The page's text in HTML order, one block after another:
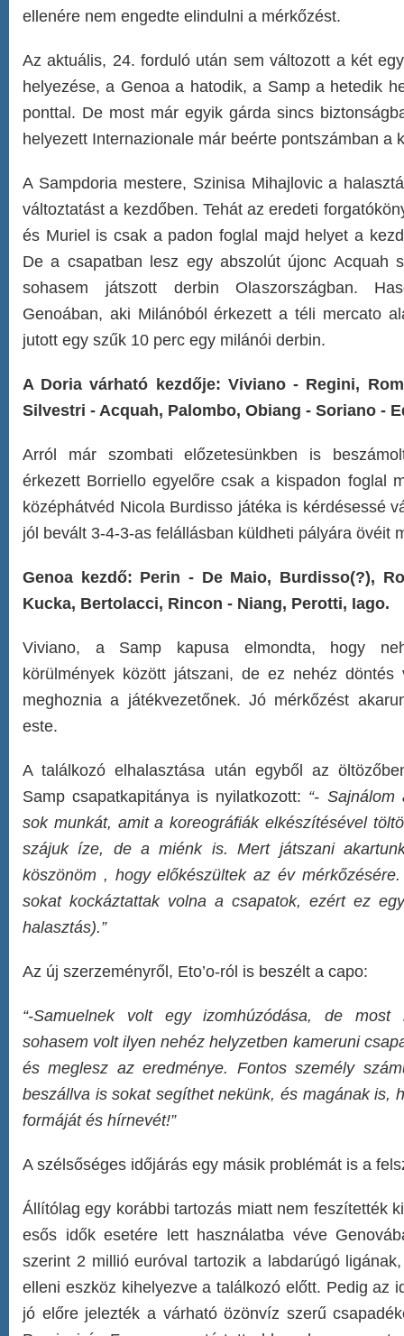
ellenére nem engedte elindulni a mérkőzést.
Az aktuális, 24. forduló után sem változott a két
helyezése, a Genoa a hatodik, a Samp a hetedik
ponttal. De most már egyik gárda sincs
helyezett Internazionale már beérte pontszámban a
A Sampdoria mestere, Szinisa Mihajlovic a
változtatást a kezdőben. Tehát az eredeti
és Muriel is csak a padon foglal majd helyet a
De a csapatban lesz egy abszolút újonc Acquah
sohasem játszott derbin Olaszországban.
Genoában, aki Milánóból érkezett a téli mercato
jutott egy szűk 10 perc egy milánói derbin.
A Doria várható kezdője: Viviano - Regini,
Silvestri - Acquah, Palombo, Obiang - Soriano -
Arról már szombati előzetesünkben is
érkezett Borriello egyelőre csak a kispadon foglal
középhátvéd Nicola Burdisso játéka is kérdésessé
jól bevált 3-4-3-as felállásban küldheti pályára övéit
Genoa kezdő: Perin - De Maio, Burdisso(?),
Kucka, Bertolacci, Rincon - Niang, Perotti, Iago.
Viviano, a Samp kapusa elmondta, hogy
körülmények között játszani, de ez nehéz
meghoznia a játékvezetőnek. Jó mérkőzést
este.
A találkozó elhalasztása után egyből az
Samp csapatkapitánya is nyilatkozott: “-
sok munkát, amit a koreográfiák elkészítésével
szájuk íze, de a miénk is. Mert játszani
köszönöm , hogy előkészültek az év
sokat kockáztattak volna a csapatok, ezért ez
halasztás).”
Az új szerzeményről, Eto’o-ról is beszélt a capo:
“-Samuelnek volt egy izomhúzódása, de most
sohasem volt ilyen nehéz helyzetben kameruni
és meglesz az eredménye. Fontos személy
beszállva is sokat segíthet nekünk, és magának is,
formáját és hírnevét!”
A szélsőséges időjárás egy másik problémát is a
Állítólag egy korábbi tartozás miatt nem feszítették
esős idők esetére lett használatba véve
szerint 2 millió euróval tartozik a labdarúgó
elleni eszköz kihelyezve a találkozó előtt. Pedig az
jó előre jelezték a várható özönvíz szerű